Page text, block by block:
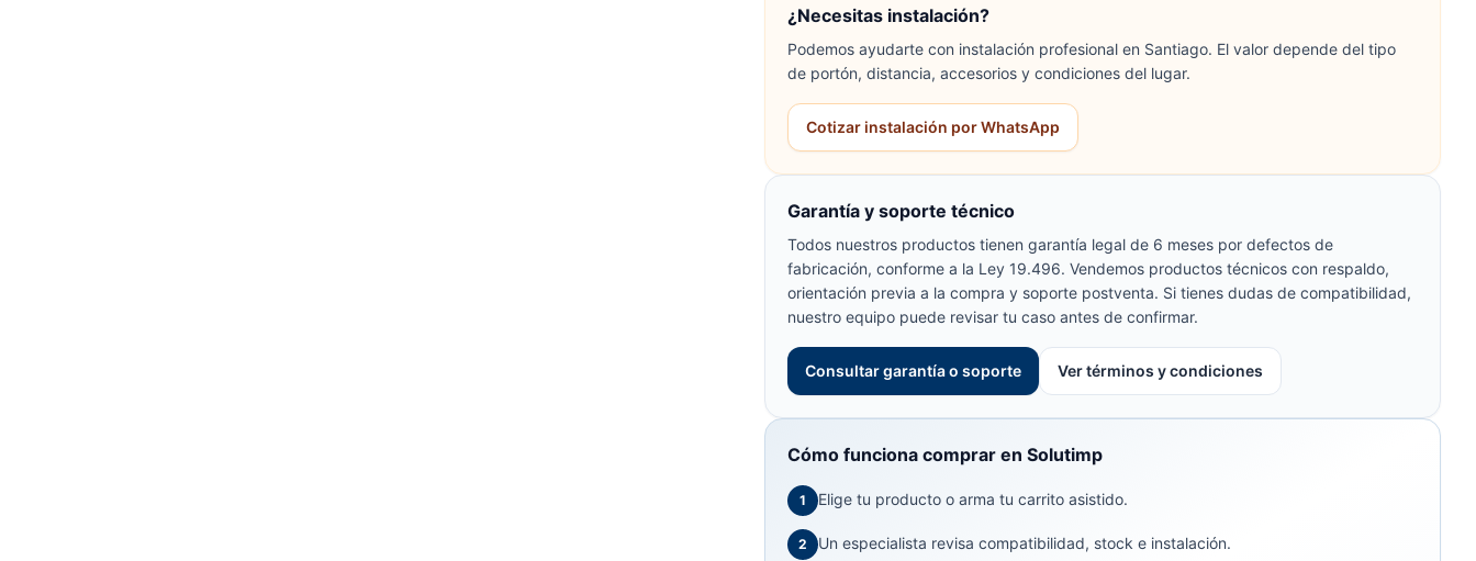
¿Necesitas instalación?
Podemos ayudarte con instalación profesional en Santiago. El valor depende del tipo
de portón, distancia, accesorios y condiciones del lugar.
Cotizar instalación por WhatsApp
Garantía y soporte técnico
Todos nuestros productos tienen garantía legal de 6 meses por defectos de
fabricación, conforme a la Ley 19.496. Vendemos productos técnicos con respaldo,
orientación previa a la compra y soporte postventa. Si tienes dudas de compatibilidad,
nuestro equipo puede revisar tu caso antes de confirmar.
Consultar garantía o soporte Ver términos y condiciones
Cómo funciona comprar en Solutimp
1 Elige tu producto o arma tu carrito asistido.
2 Un especialista revisa compatibilidad, stock e instalación.